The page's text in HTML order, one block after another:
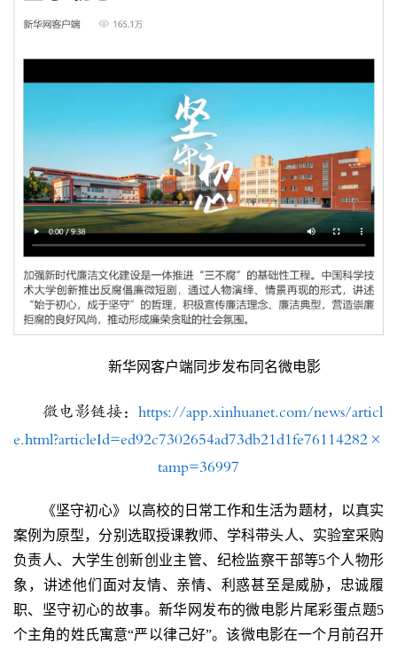
新华网客户端同步发布同名微电影
微电影链接： https://app.xinhuanet.com/news/articl
e.html?articleId=ed92c7302654ad73db21d1fe76114282×
tamp=36997
《坚守初心》以高校的日常工作和生活为题材，以真实
案例为原型，分别选取授课教师、学科带头人、实验室采购
负责人、大学生创新创业主管、纪检监察干部等5个人物形
象，讲述他们面对友情、亲情、利惑甚至是威胁，忠诚履
职、坚守初心的故事。新华网发布的微电影片尾彩蛋点题5
个主角的姓氏寓意“严以律己好”。该微电影在一个月前召开